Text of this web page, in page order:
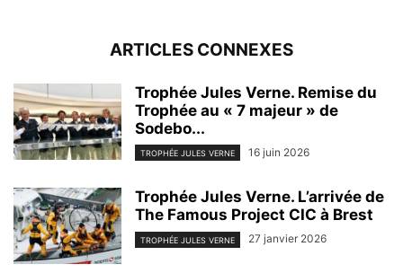
ARTICLES CONNEXES
Trophée Jules Verne. Remise du
Trophée au « 7 majeur » de
Sodebo...
TROPHÉE JULES VERNE 16 juin 2026
Trophée Jules Verne. L’arrivée de
The Famous Project CIC à Brest
TROPHÉE JULES VERNE 27 janvier 2026